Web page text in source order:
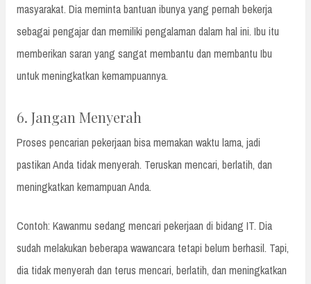
masyarakat. Dia meminta bantuan ibunya yang pernah bekerja
sebagai pengajar dan memiliki pengalaman dalam hal ini. Ibu itu
memberikan saran yang sangat membantu dan membantu Ibu
untuk meningkatkan kemampuannya.
6. Jangan Menyerah
Proses pencarian pekerjaan bisa memakan waktu lama, jadi
pastikan Anda tidak menyerah. Teruskan mencari, berlatih, dan
meningkatkan kemampuan Anda.
Contoh: Kawanmu sedang mencari pekerjaan di bidang IT. Dia
sudah melakukan beberapa wawancara tetapi belum berhasil. Tapi,
dia tidak menyerah dan terus mencari, berlatih, dan meningkatkan